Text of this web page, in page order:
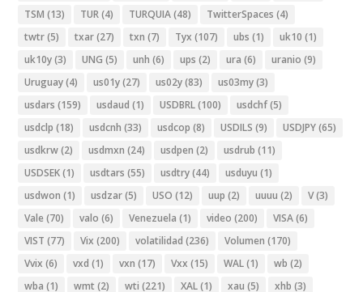
TSM (13) TUR(4) TURQUIA(48) TwitterSpaces (4)
twtr(5) txar(27) txn (7) Tyx (107) ubs (1) uk10 (1)
uk10y(3) UNG (5) unh (6) ups (2) ura (6) uranio (9)
Uruguay(4) us01y(27) us02y(83) us03my(3)
usdars (159) usdaud (1) USDBRL(100) usdchf(5)
usdclp (18) usdcnh (33) usdcop (8) USDILS (9) USDJPY(65)
usdkrw(2) usdmxn (24) usdpen (2) usdrub (11)
USDSEK(1) usdtars (55) usdtry(44) usduyu (1)
usdwon (1) usdzar(5) USO (12) uup (2) uuuu (2) V(3)
Vale (70) valo (6) Venezuela (1) video (200) VISA(6)
VIST (77) Vix (200) volatilidad (236) Volumen (170)
Vvix (6) vxd (1) vxn (17) Vxx (15) WAL(1) wb (2)
wba (1) wmt (2) wti (221) XAL(1) xau (5) xhb (3)